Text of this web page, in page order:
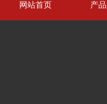
网站首页 产